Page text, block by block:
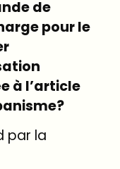
de
pour le
à l’article
par la